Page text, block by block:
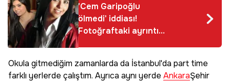
'Cem Garipoğlu
ölmedi' iddiası!
Fotoğraftaki ayrıntı
Okula gitmediğim zamanlarda da İstanbul'da part time
farklı yerlerde çalıştım. Ayrıca aynı yerde AnkaraŞehir